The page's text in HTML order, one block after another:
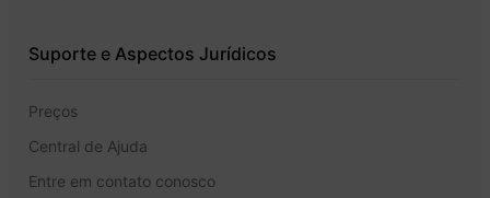
Suporte e Aspectos Jurídicos
Preços
Central de Ajuda
Entre em contato conosco